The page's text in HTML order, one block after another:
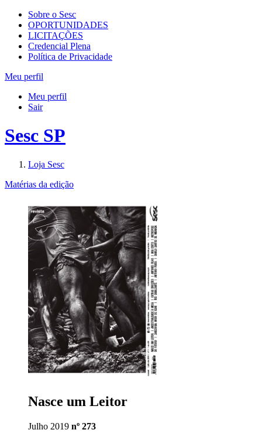
Sobre o Sesc
OPORTUNIDADES
LICITAÇÕES
Credencial Plena
Política de Privacidade
Meu perfil
Meu perfil
Sair
Sesc SP
Loja Sesc
Matérias da edição
Nasce um Leitor
Julho 2019 nº 273